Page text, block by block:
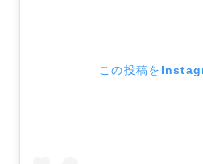
この投稿を